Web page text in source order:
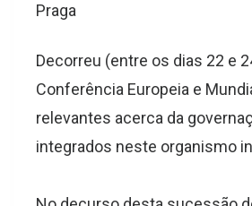
Praga
Decorreu (entre os dias 22 e
Conferência Europeia e
relevantes acerca da
integrados neste organismo